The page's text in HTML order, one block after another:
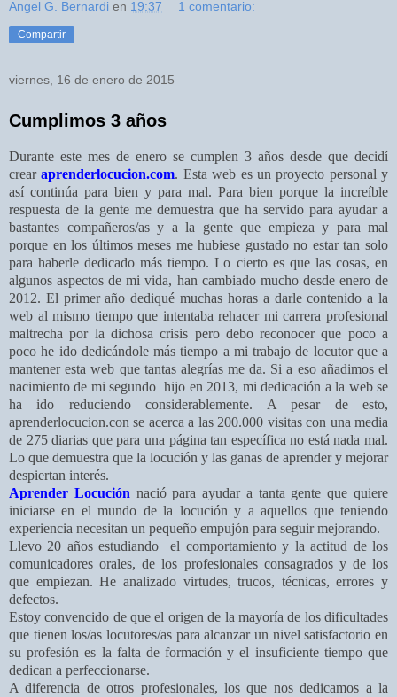
Angel G. Bernardi en 19:37 1 comentario:
Compartir
viernes, 16 de enero de 2015
Cumplimos 3 años
Durante este mes de enero se cumplen 3 años desde que decidí
crearaprenderlocucion.com. Esta web es un proyecto personal y
así continúa para bien y para mal. Para bien porque la increíble
respuesta de la gente me demuestra que ha servido para ayudar a
bastantes compañeros/as y a la gente que empieza y para mal
porque en los últimos meses me hubiese gustado no estar tan solo
para haberle dedicado más tiempo. Lo cierto es que las cosas, en
algunos aspectos de mi vida, han cambiado mucho desde enero de
2012. El primer año dediqué muchas horas a darle contenido a la
web al mismo tiempo que intentaba rehacer mi carrera profesional
maltrecha por la dichosa crisis pero debo reconocer que poco a
poco he ido dedicándole más tiempo a mi trabajo de locutor que a
mantener esta web que tantas alegrías me da. Si a eso añadimos el
nacimiento de mi segundo hijo en 2013, mi dedicación a la web se
ha ido reduciendo considerablemente. A pesar de esto,
aprenderlocucion.con se acerca a las 200.000 visitas con una media
de 275 diarias que para una página tan específica no está nada mal.
Lo que demuestra que la locución y las ganas de aprender y mejorar
despiertan interés.
Aprender Locuciónnació para ayudar a tanta gente que quiere
iniciarse en el mundo de la locución y a aquellos que teniendo
experiencia necesitan un pequeño empujón para seguir mejorando.
Llevo 20 años estudiando el comportamiento y la actitud de los
comunicadores orales, de los profesionales consagrados y de los
que empiezan. He analizado virtudes, trucos, técnicas, errores y
defectos.
Estoy convencido de que el origen de la mayoría de los dificultades
que tienen los/as locutores/as para alcanzar un nivel satisfactorio en
su profesión es la falta de formación y el insuficiente tiempo que
dedican a perfeccionarse.
A diferencia de otros profesionales, los que nos dedicamos a la